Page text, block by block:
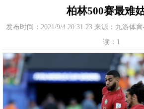
柏林500赛最难
发布时间：2021/9/4 20:31:23 来源：九游体
读：1